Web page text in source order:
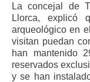
La concejal de
Llorca, explicó
arqueológico en
visitan puedan
han mantenido
reservados
y se han